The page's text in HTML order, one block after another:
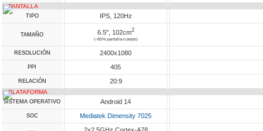
PANTALLA
TIPO IPS, 120Hz
TAMAÑO 6.5", 102cm2
(~85% pantalla-cuerpo)
RESOLUCIÓN 2400x1080
PPI 405
RELACIÓN 20:9
PLATAFORMA
SISTEMA OPERATIVO Android 14
SOC Mediatek Dimensity 7025